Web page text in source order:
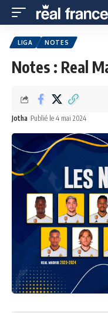
LIGA NOTES
Notes : Real
Jotha Publié le 4 mai 2024